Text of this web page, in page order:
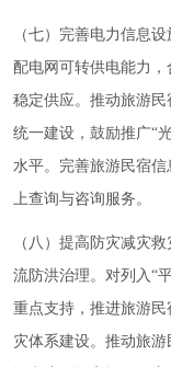
（七）完善电力信息
配电网可转供电能力
稳定供应。推动旅游
统一建设，鼓励推广“
水平。完善旅游民宿
上查询与咨询服务。
（八）提高防灾减灾
流防洪治理。对列入“
重点支持，推进旅游
灾体系建设。推动旅